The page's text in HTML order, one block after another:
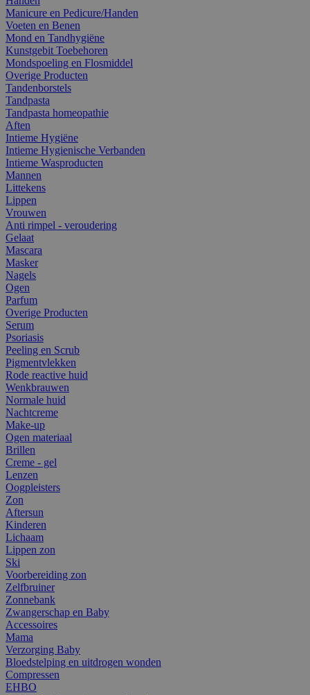
Manicure en Pedicure/Handen
Voeten en Benen
Mond en Tandhygiëne
Kunstgebit Toebehoren
Mondspoeling en Flosmiddel
Overige Producten
Tandenborstels
Tandpasta
Tandpasta homeopathie
Aften
Intieme Hygiëne
Intieme Hygienische Verbanden
Intieme Wasproducten
Mannen
Littekens
Lippen
Vrouwen
Anti rimpel - veroudering
Gelaat
Mascara
Masker
Nagels
Ogen
Parfum
Overige Producten
Serum
Psoriasis
Peeling en Scrub
Pigmentvlekken
Rode reactive huid
Wenkbrauwen
Normale huid
Nachtcreme
Make-up
Ogen materiaal
Brillen
Creme - gel
Lenzen
Oogpleisters
Zon
Aftersun
Kinderen
Lichaam
Lippen zon
Ski
Voorbereiding zon
Zelfbruiner
Zonnebank
Zwangerschap en Baby
Accessoires
Mama
Verzorging Baby
Bloedstelping en uitdrogen wonden
Compressen
EHBO